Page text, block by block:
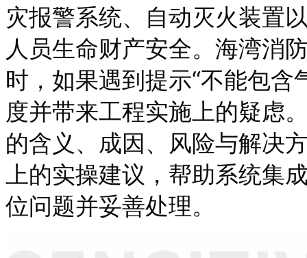
灾报警系统、自动灭火装置
人员生命财产安全。海湾消
时，如果遇到提示“不能包
度并带来工程实施上的疑虑
的含义、成因、风险与解决
上的实操建议，帮助系统集
位问题并妥善处理。